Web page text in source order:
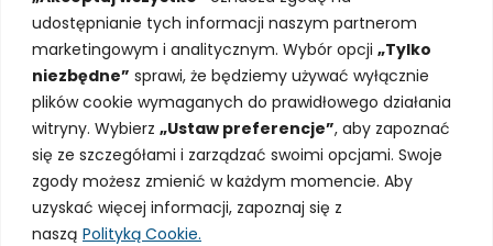
udostępnianie tych informacji naszym partnerom
marketingowym i analitycznym. Wybór opcji „Tylko
niezbędne” sprawi, że będziemy używać wyłącznie
plików cookie wymaganych do prawidłowego działania
witryny. Wybierz „Ustaw preferencje”, aby zapoznać
się ze szczegółami i zarządzać swoimi opcjami. Swoje
zgody możesz zmienić w każdym momencie. Aby
uzyskać więcej informacji, zapoznaj się z
naszą Polityką Cookie.
NEWSLETTER
Zapisz się i bądź na bieżaco!
Wyrażam zgodę na otrzymywanie informacji
handlowych w Newsletterze drogą mailową